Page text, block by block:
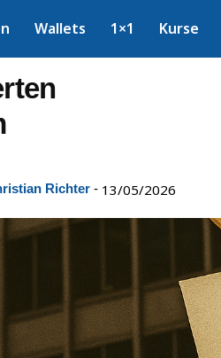
Wallets 1×1 Kurse
Richter - 13/05/2026